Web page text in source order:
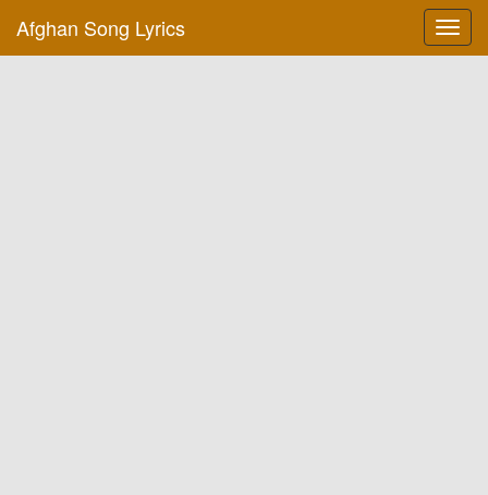
Afghan Song Lyrics